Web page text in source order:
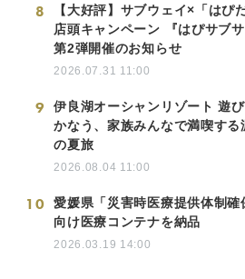
8
【大好評】サブウェイ×「はぴ
店頭キャンペーン 『はぴサブサ
第2弾開催のお知らせ
2026.07.31 11:00
9
伊良湖オーシャンリゾート 遊
かなう、家族みんなで満喫する
の夏旅
2026.08.04 11:00
10
愛媛県「災害時医療提供体制確
向け医療コンテナを納品
2026.03.19 14:00